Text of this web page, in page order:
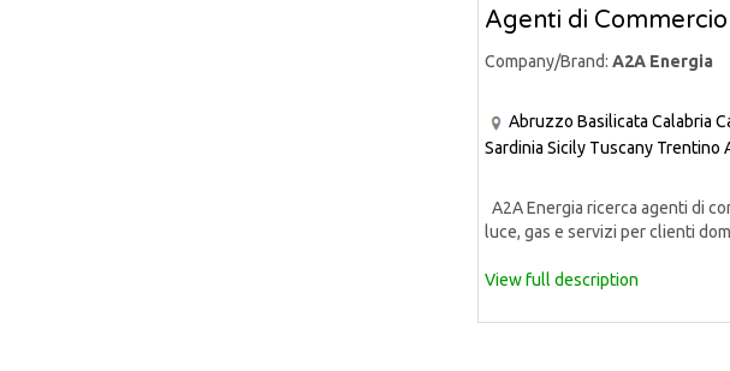
Agenti di
Company/Brand: A2A Energia
Abruzzo Basilicata Calabria
Sardinia Sicily Tuscany Trentino
A2A Energia ricerca agenti di
luce, gas e servizi per clienti
View full description